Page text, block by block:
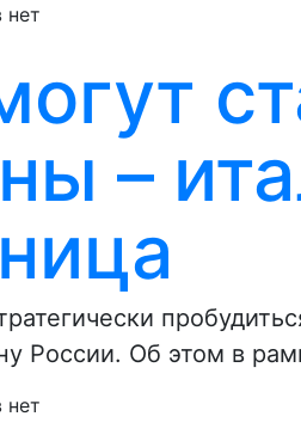
нет
–
России. Об этом в
нет